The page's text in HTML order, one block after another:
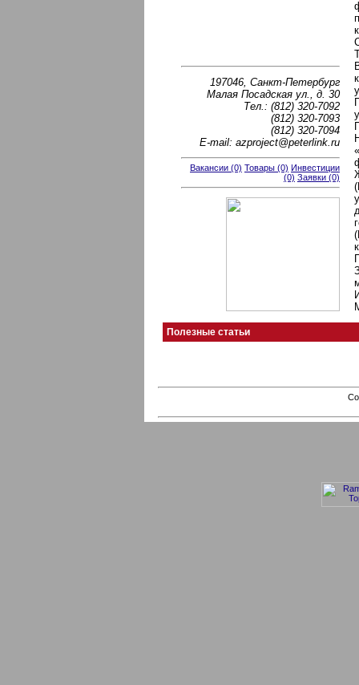
197046, Санкт-Петербург
Малая Посадская ул., д. 30
Тел.: (812) 320-7092
(812) 320-7093
(812) 320-7094
E-mail: azproject@peterlink.ru
Вакансии (0) Товары (0) Инвестиции
(0) Заявки (0)
Полезные статьи